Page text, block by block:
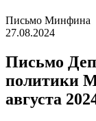
Письмо Минфина
27.08.2024
Письмо
политики
августа